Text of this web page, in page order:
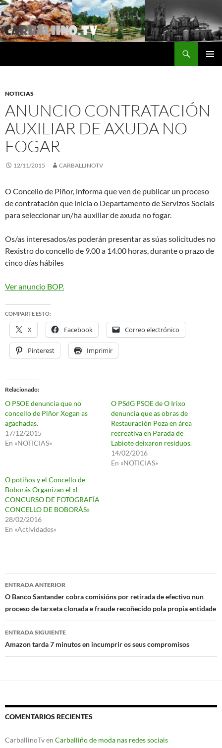
Saltar
al
contenido
NOTICIAS
ANUNCIO CONTRATACIÓN
AUXILIAR DE AXUDA NO
FOGAR
12/11/2015 CARBALLINOTV
O Concello de Piñor, informa que ven de publicar un proceso
de contratación que inicia o Departamento de Servizos Sociais
para seleccionar un/ha auxiliar de axuda no fogar.
Os/as interesados/as poderán presentar as súas solicitudes no
Rexistro do concello de 9.00 a 14.00 horas, durante o prazo de
cinco días hábiles
Ver anuncio BOP.
COMPARTE ESTO:
X Facebook Correo electrónico
Pinterest Imprimir
Relacionado
O PSOE denuncia que no
concello de Piñor Xogan as
agachadas.
17/12/2015
En «NOTICIAS»
O PSdG PSOE de O Irixo
denuncia que as obras de
Restauración Poza en área
recreativa en Parada de
Labiote deixaron residuos.
14/02/2016
En «NOTICIAS»
O potiños y el Concello de
Boborás Organizan el «I
CONCURSO DE FOTOGRAFÍA
CONCELLO DE BOBORÁS»
28/02/2016
En «Actividades»
Navegación
de
entradas
ENTRADA ANTERIOR
O Banco Santander cobra comisións por retirada de efectivo nun
proceso de tarxeta clonada e fraude recoñecido pola propia entidade
ENTRADA SIGUIENTE
Amazon tarda 7 minutos en incumprir os seus compromisos
COMENTARIOS RECIENTES
CarballinoTven Carballiño de moda nas redes sociais